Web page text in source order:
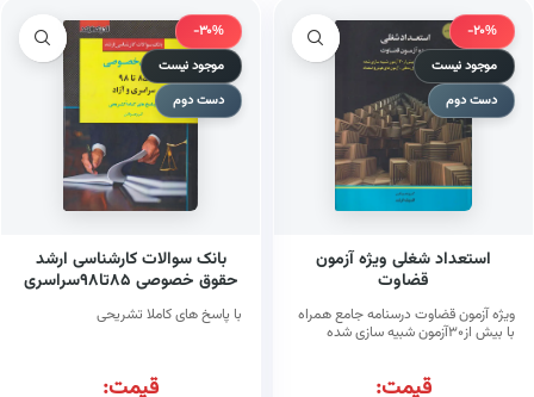
-20%
موجود نیست
دست دوم
استعداد شغلی ویژه آزمون
قضاوت
ویژه آزمون قضاوت درسنامه جامع همراه
با بیش از۳۰آزمون شبیه سازی شده
قیمت:
-30%
موجود نیست
دست دوم
بانک سوالات کارشناسی ارشد
حقوق خصوصی ۸۵تا۹۸سراسری
و آزاد
با پاسخ های کاملا تشریحی
قیمت: